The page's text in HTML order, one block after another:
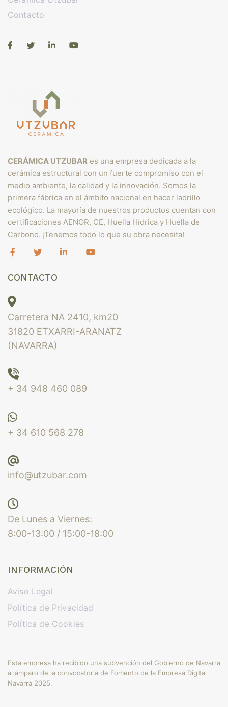
Contacto
CERÁMICA UTZUBAR es una empresa dedicada a la
cerámica estructural con un fuerte compromiso con el
medio ambiente, la calidad y la innovación. Somos la
primera fábrica en el ámbito nacional en hacer ladrillo
ecológico. La mayoría de nuestros productos cuentan con
certificaciones AENOR, CE, Huella Hídrica y Huella de
Carbono. ¡Tenemos todo lo que su obra necesita!
CONTACTO
Carretera NA 2410, km20
31820 ETXARRI-ARANATZ
(NAVARRA)
+ 34 948 460 089
+ 34 610 568 278
info@utzubar.com
De Lunes a Viernes:
8:00-13:00 / 15:00-18:00
INFORMACIÓN
Aviso Legal
Política de Privacidad
Política de Cookies
Esta empresa ha recibido una subvención del Gobierno de Navarra
al amparo de la convocatoria de Fomento de la Empresa Digital
Navarra 2025.